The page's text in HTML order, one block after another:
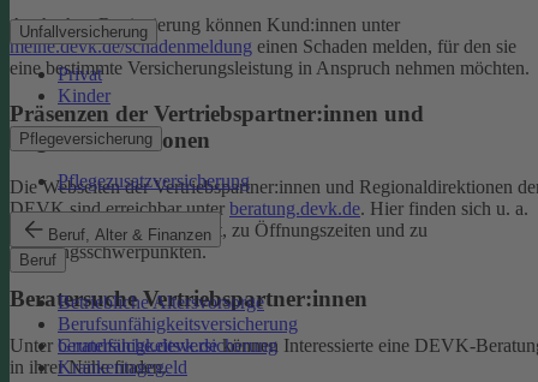
Unfallversicherung
Privat
Kinder
Pflegeversicherung
Pflegezusatzversicherung
Beruf, Alter & Finanzen
Beruf
Betriebliche Altersvorsorge
Berufsunfähigkeitsversicherung
Grundfähigkeitsversicherung
Krankentagegeld
Auch ohne Registrierung können Kund:innen unter
meine.devk.de/schadenmeldung einen Schaden melden, für den sie
eine bestimmte Versicherungsleistung in Anspruch nehmen möchten.
Präsenzen der Vertriebspartner:innen und
Regionaldirektionen
Die Webseiten der Vertriebspartner:innen und Regionaldirektionen
DEVK sind erreichbar unter beratung.devk.de. Hier finden sich u. a.
Informationen zum Standort, zu Öffnungszeiten und zu
Beratungsschwerpunkten.
Beratersuche Vertriebspartner:innen
Unter beratersuche.devk.dekönnen Interessierte eine DEVK-
in ihrer Nähe finden.